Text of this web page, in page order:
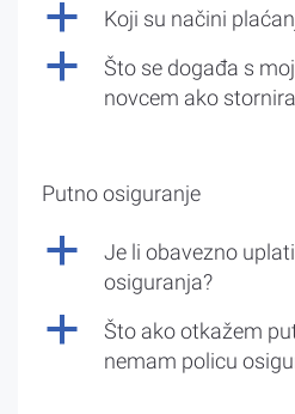
a Koji su načini
a
Što se događa s
novcem ako
Putno osiguranje
a
Je li obavezno
osiguranja?
a
Što ako otkažem
nemam policu